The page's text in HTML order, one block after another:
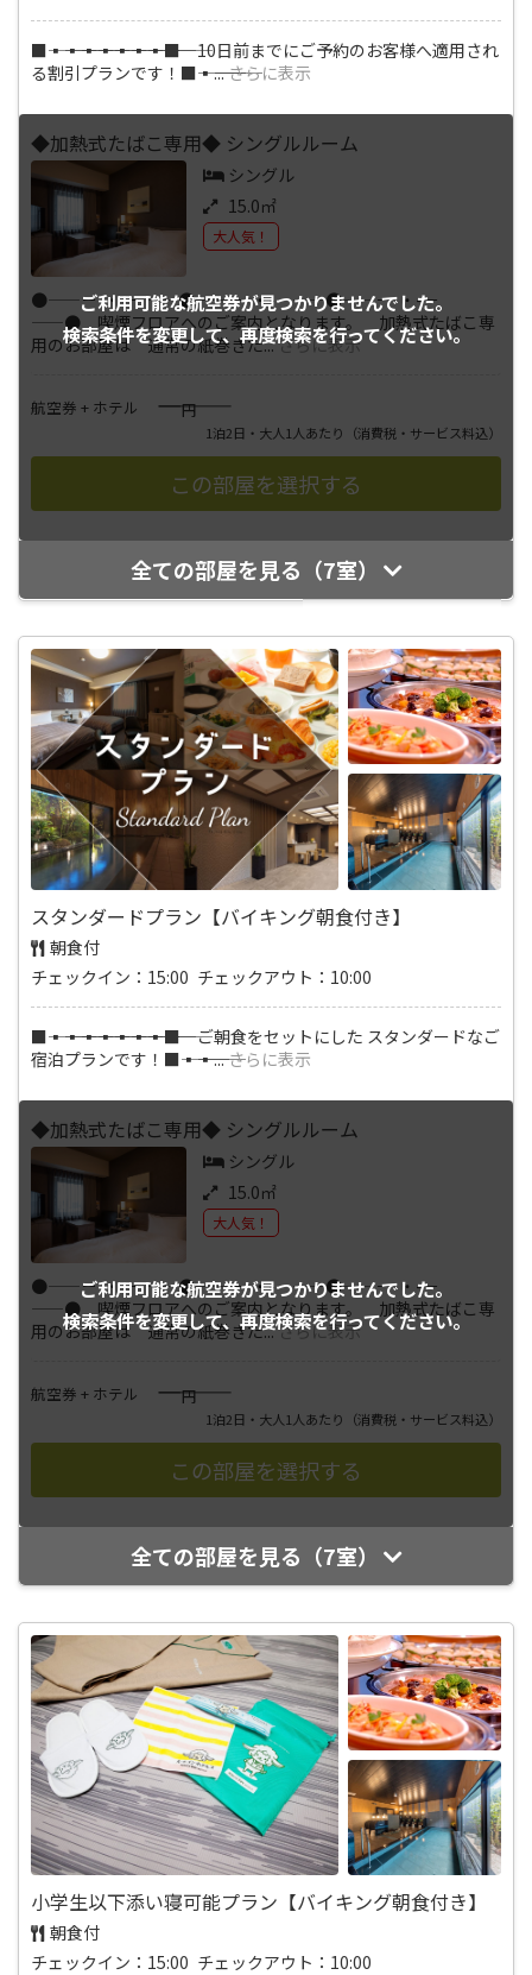
■―――▪―――▪―――▪―――▪―――▪―――▪―――▪―――■ 10日前までにご予約のお客様へ適用され
る割引プランです！■―――▪―――...さらに表示
ご利用可能な航空券が見つかりませんでした。
検索条件を変更して、再度検索を行ってください。
◆加熱式たばこ専用◆ シングルルーム
シングル
15.0㎡
大人気！
●――－-・-－――●――－-・-－――●――－-・-－
――● 喫煙フロアへのご案内となります。 加熱式たばこ専
用のお部屋は 通常の紙巻きた...さらに表示
航空券 + ホテル ――――円
1泊2日・大人1人あたり （消費税・サービス料込）
全ての部屋を見る（7室）
スタンダードプラン【バイキング朝食付き】
朝食付
チェックイン：15:00 チェックアウト：10:00
■―――▪―――▪―――▪―――▪―――▪―――▪―――▪―――■ ご朝食をセットにした スタンダードなご
宿泊プランです！■―――▪―――▪...さらに表示
ご利用可能な航空券が見つかりませんでした。
検索条件を変更して、再度検索を行ってください。
◆加熱式たばこ専用◆ シングルルーム
シングル
15.0㎡
大人気！
●――－-・-－――●――－-・-－――●――－-・-－
――● 喫煙フロアへのご案内となります。 加熱式たばこ専
用のお部屋は 通常の紙巻きた...さらに表示
航空券 + ホテル ――――円
1泊2日・大人1人あたり （消費税・サービス料込）
全ての部屋を見る（7室）
小学生以下添い寝可能プラン【バイキング朝食付き】
朝食付
チェックイン：15:00 チェックアウト：10:00